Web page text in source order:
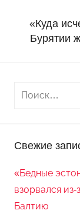
«Куда
Бурятии
Свежие
«Бедные
взорвался
Балтию